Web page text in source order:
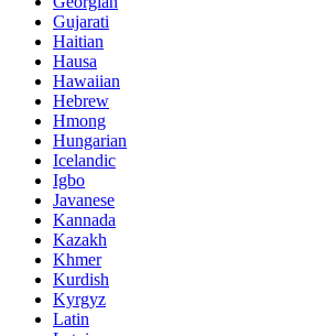
Gujarati
Haitian
Hausa
Hawaiian
Hebrew
Hmong
Hungarian
Icelandic
Igbo
Javanese
Kannada
Kazakh
Khmer
Kurdish
Kyrgyz
Latin